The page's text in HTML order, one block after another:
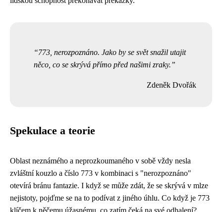
773, nerozpoznáno. Jako by se svět snažil utajit
něco, co se skrývá přímo před našimi zraky.
Zdeněk Dvořák
Spekulace a teorie
Oblast neznámého a neprozkoumaného v sobě vždy nesla
zvláštní kouzlo a číslo 773 v kombinaci s "nerozpoznáno"
otevírá bránu fantazie. I když se může zdát, že se skrývá v mlze
nejistoty, pojďme se na to podívat z jiného úhlu. Co když je 773
klíčem k něčemu úžasnému, co zatím čeká na své odhalení?